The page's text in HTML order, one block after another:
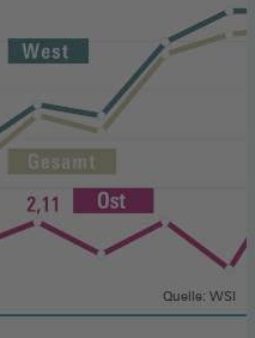
Quelle: WSI